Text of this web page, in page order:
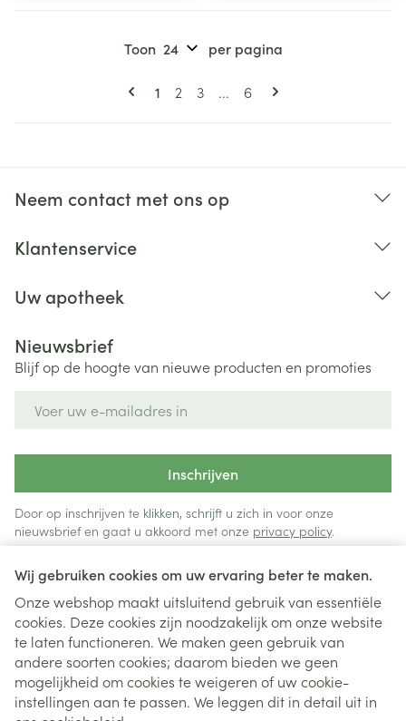
Wij gebruiken cookies om uw ervaring beter te maken.
Onze webshop maakt uitsluitend gebruik van essentiële
cookies. Deze cookies zijn noodzakelijk om onze website
te laten functioneren. We maken geen gebruik van
andere soorten cookies; daarom bieden we geen
mogelijkheid om cookies te weigeren of uw cookie-
instellingen aan te passen. We leggen dit in detail uit in
Pagina's
U lees momenteel pagina
1 Pagina
2 Pagina
3 ... Pagina
6
Toon per pagina
Neem contact met ons op
Klantenservice
Uw apotheek
Nieuwsbrief
Blijf op de hoogte van nieuwe producten en promoties
Inschrijven
Door op inschrijven te klikken, schrijft u zich in voor onze
nieuwsbrief en gaat u akkoord met onze privacy policy.
Juridische links